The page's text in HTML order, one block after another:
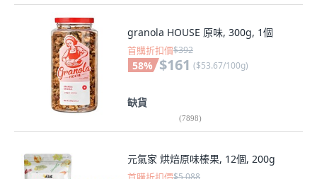
granola HOUSE 原味, 300g, 1個
首購折扣價$392
58% $161 ($53.67/100g)
缺貨
(7898)
元氣家 烘焙原味榛果, 12個, 200g
$5,088